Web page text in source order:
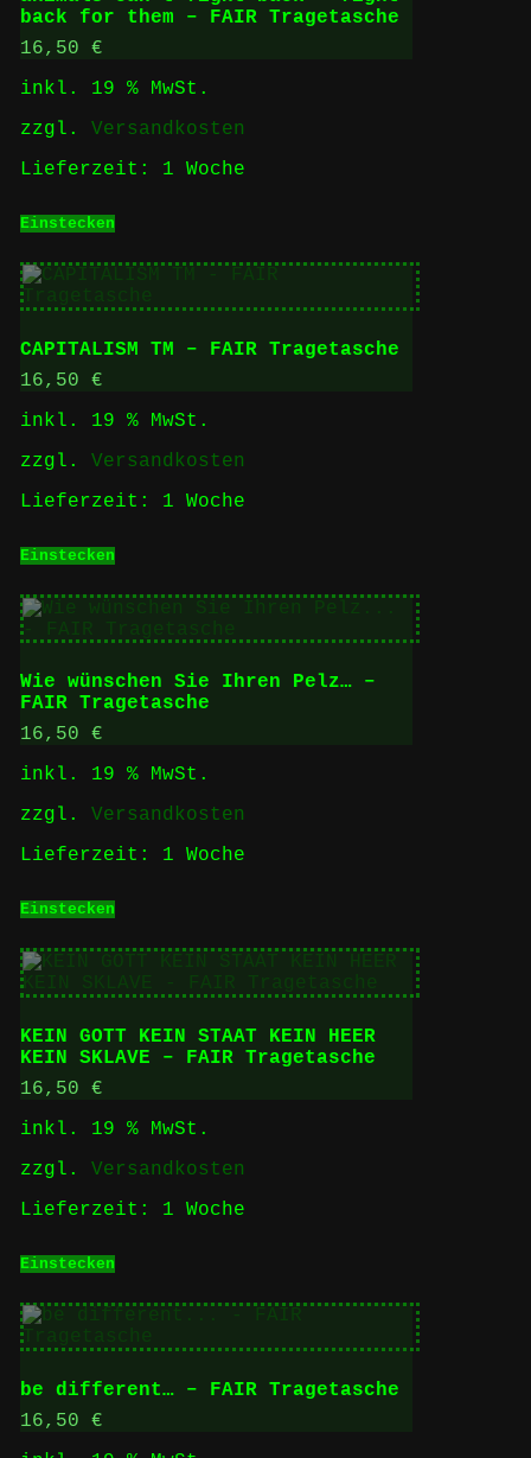
back for them – FAIR Tragetasche
16,50 €
inkl. 19 % MwSt.
zzgl. Versandkosten
Lieferzeit: 1 Woche
Einstecken
CAPITALISM TM – FAIR Tragetasche
16,50 €
inkl. 19 % MwSt.
zzgl. Versandkosten
Lieferzeit: 1 Woche
Einstecken
Wie wünschen Sie Ihren Pelz… –
FAIR Tragetasche
16,50 €
inkl. 19 % MwSt.
zzgl. Versandkosten
Lieferzeit: 1 Woche
Einstecken
KEIN GOTT KEIN STAAT KEIN HEER
KEIN SKLAVE – FAIR Tragetasche
16,50 €
inkl. 19 % MwSt.
zzgl. Versandkosten
Lieferzeit: 1 Woche
Einstecken
be different… – FAIR Tragetasche
16,50 €